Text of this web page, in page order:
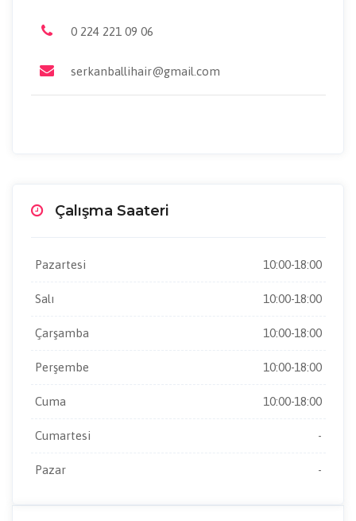
0 224 221 09 06
serkanballihair@gmail.com
Çalışma Saateri
Pazartesi 10:00-18:00
Salı 10:00-18:00
Çarşamba 10:00-18:00
Perşembe 10:00-18:00
Cuma 10:00-18:00
Cumartesi -
Pazar -